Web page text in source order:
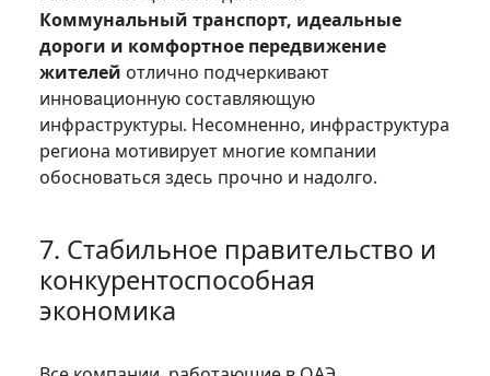
Коммунальный транспорт, идеальные
дороги и комфортное передвижение
жителей отлично подчеркивают
инновационную составляющую
инфраструктуры. Несомненно, инфраструктура
региона мотивирует многие компании
обосноваться здесь прочно и надолго.
7. Стабильное правительство и
конкурентоспособная
экономика